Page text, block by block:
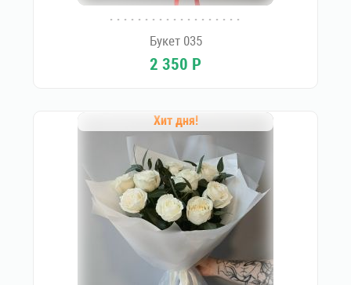
Букет 035
2 350 Р
Хит дня!